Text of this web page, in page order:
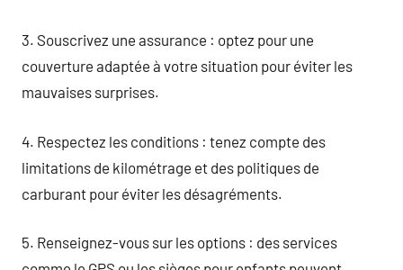
3. Souscrivez une assurance : optez pour une
couverture adaptée à votre situation pour éviter les
mauvaises surprises.
4. Respectez les conditions : tenez compte des
limitations de kilométrage et des politiques de
carburant pour éviter les désagréments.
5. Renseignez-vous sur les options : des services